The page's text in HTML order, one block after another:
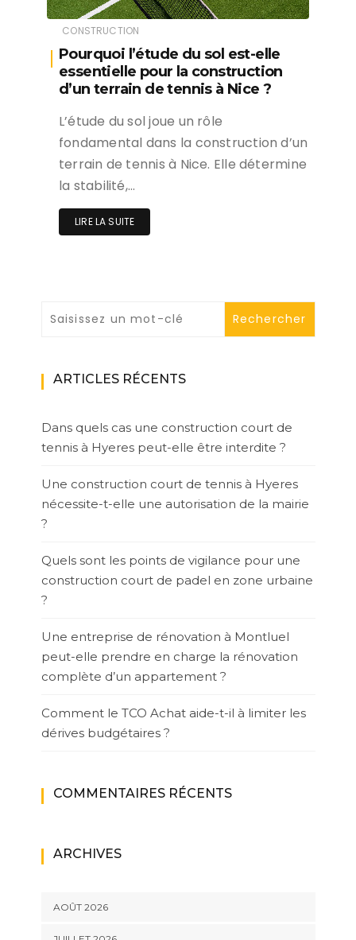
CONSTRUCTION
Pourquoi l’étude du sol est-elle
essentielle pour la construction
d’un terrain de tennis à Nice ?
L’étude du sol joue un rôle
fondamental dans la construction d’un
terrain de tennis à Nice. Elle détermine
la stabilité,…
LIRE LA SUITE
ARTICLES RÉCENTS
Dans quels cas une construction court de
tennis à Hyeres peut-elle être interdite ?
Une construction court de tennis à Hyeres
nécessite-t-elle une autorisation de la mairie
?
Quels sont les points de vigilance pour une
construction court de padel en zone urbaine
?
Une entreprise de rénovation à Montluel
peut-elle prendre en charge la rénovation
complète d’un appartement ?
Comment le TCO Achat aide-t-il à limiter les
dérives budgétaires ?
COMMENTAIRES RÉCENTS
ARCHIVES
AOÛT 2026